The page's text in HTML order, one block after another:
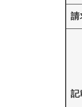
請
記